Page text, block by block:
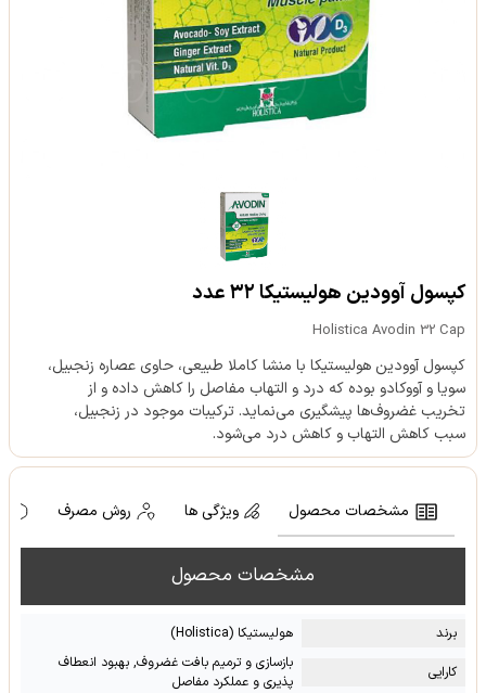
کپسول آوودین هولیستیکا ۳۲ عدد
Holistica Avodin 32 Cap
کپسول آوودین هولیستیکا با منشا کاملا طبیعی، حاوی عصاره زنجبیل،
سویا و آووکادو بوده که درد و التهاب مفاصل را کاهش داده و از
تخریب غضروف‌ها پیشگیری می‌نماید. ترکیبات موجود در زنجبیل،
سبب کاهش التهاب و کاهش درد می‌شود.
مشخصات محصول ویژگی ها روش مصرف
مشخصات محصول
برند
هولیستیکا (Holistica)
کارایی
بازسازی و ترمیم بافت غضروف, بهبود انعطاف
پذیری و عملکرد مفاصل